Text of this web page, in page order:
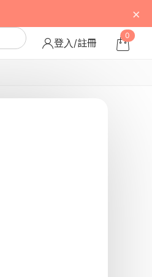
×
登入/註冊
0